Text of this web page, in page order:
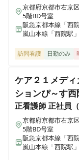
正看護師 正社員（
【常勤＠嵐山・施
くの人に必要な医
看護を行ってい
京都府京都市右京
5階BD号室
阪急京都本線「西
嵐山本線「西院駅
訪問看護 日勤のみ
ケア２１メデ
ションぴ～す西
正看護師正社員
京都府京都市右京
5階BD号室
阪急京都本線「西
嵐山本線「西院駅